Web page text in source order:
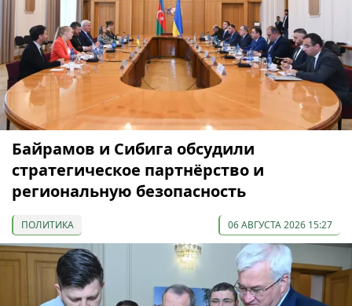
Байрамов и Сибига обсудили
стратегическое партнёрство и
региональную безопасность
ПОЛИТИКА 06 АВГУСТА 2026 15:27